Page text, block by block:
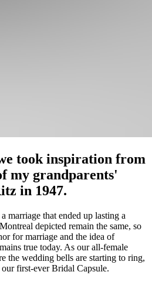
took inspiration from
my grandparents'
marriage that ended up lasting a
depicted remain the same, so
for marriage and the idea of
true today. As our all-female
the wedding bells are starting to ring,